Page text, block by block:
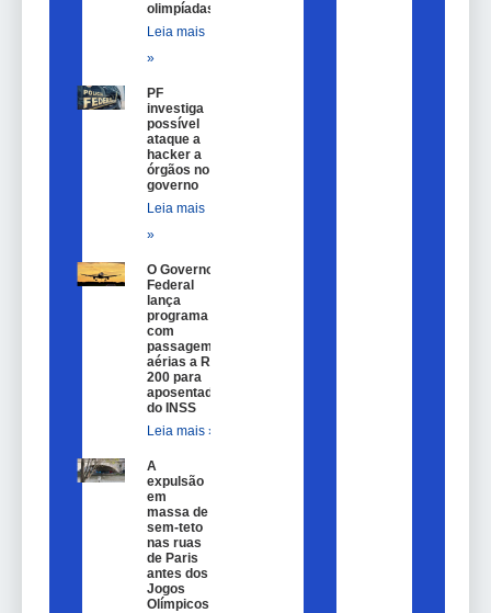
olimpíadas
Leia mais
»
PF
investiga
possível
ataque a
hacker a
órgãos no
governo
Leia mais
»
O Governo
Federal
lança
programa
com
passagem
aérias a R$
200 para
aposentados
do INSS
Leia mais »
A
expulsão
em
massa de
sem-teto
nas ruas
de Paris
antes dos
Jogos
Olímpicos